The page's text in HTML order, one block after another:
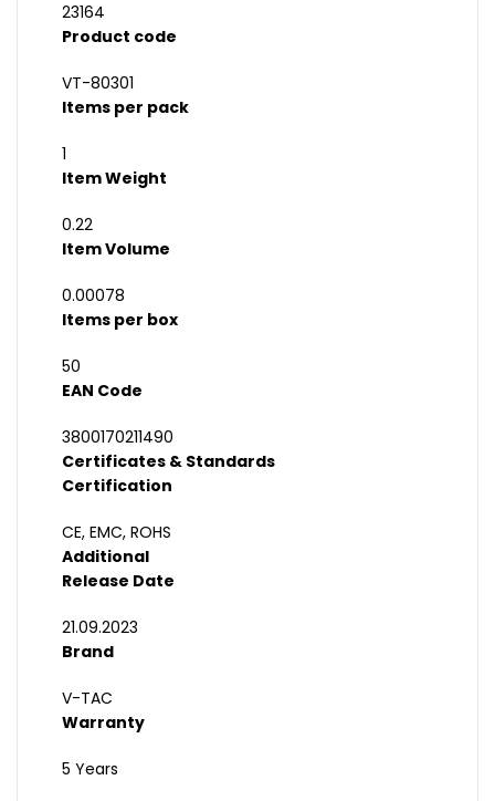
23164
Product code
VT-80301
Items per pack
1
Item Weight
0.22
Item Volume
0.00078
Items per box
50
EAN Code
3800170211490
Certificates & Standards
Certification
CE, EMC, ROHS
Additional
Release Date
21.09.2023
Brand
V-TAC
Warranty
5 Years